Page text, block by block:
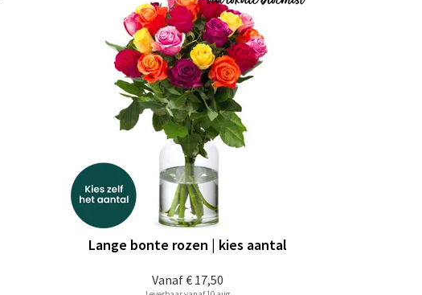
Vanaf€ 17,50
Lange bonte rozen | kies aantal